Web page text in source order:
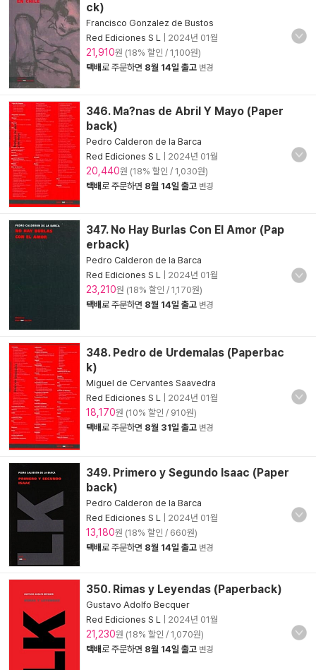
ck)
Francisco Gonzalez de Bustos
Red Ediciones S L
2024년 01월
21,910원 (18% 할인 / 1,100원)
택배로 주문하면 8월 14일 출고 변경
346. Ma?nas de Abril Y Mayo (Paper
back)
Pedro Calderon de la Barca
Red Ediciones S L
2024년 01월
20,440원 (18% 할인 / 1,030원)
택배로 주문하면 8월 14일 출고 변경
347. No Hay Burlas Con El Amor (Pap
erback)
Pedro Calderon de la Barca
Red Ediciones S L
2024년 01월
23,210원 (18% 할인 / 1,170원)
택배로 주문하면 8월 14일 출고 변경
348. Pedro de Urdemalas (Paperbac
k)
Miguel de Cervantes Saavedra
Red Ediciones S L
2024년 01월
18,170원 (10% 할인 / 910원)
택배로 주문하면 8월 31일 출고 변경
349. Primero y Segundo Isaac (Paper
back)
Pedro Calderon de la Barca
Red Ediciones S L
2024년 01월
13,180원 (18% 할인 / 660원)
택배로 주문하면 8월 14일 출고 변경
350. Rimas y Leyendas (Paperback)
Gustavo Adolfo Becquer
Red Ediciones S L
2024년 01월
21,230원 (18% 할인 / 1,070원)
택배로 주문하면 8월 14일 출고 변경